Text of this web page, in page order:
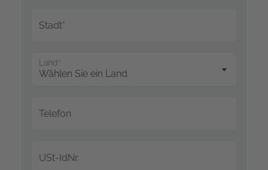
Stadt*
Land*
Telefon
USt-IdNr.